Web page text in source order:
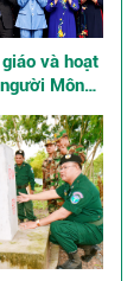
và hoạt
Mông